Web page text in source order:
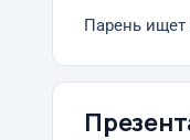
Парень ищет